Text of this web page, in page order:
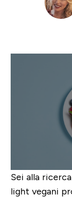
Sei alla
light vegani